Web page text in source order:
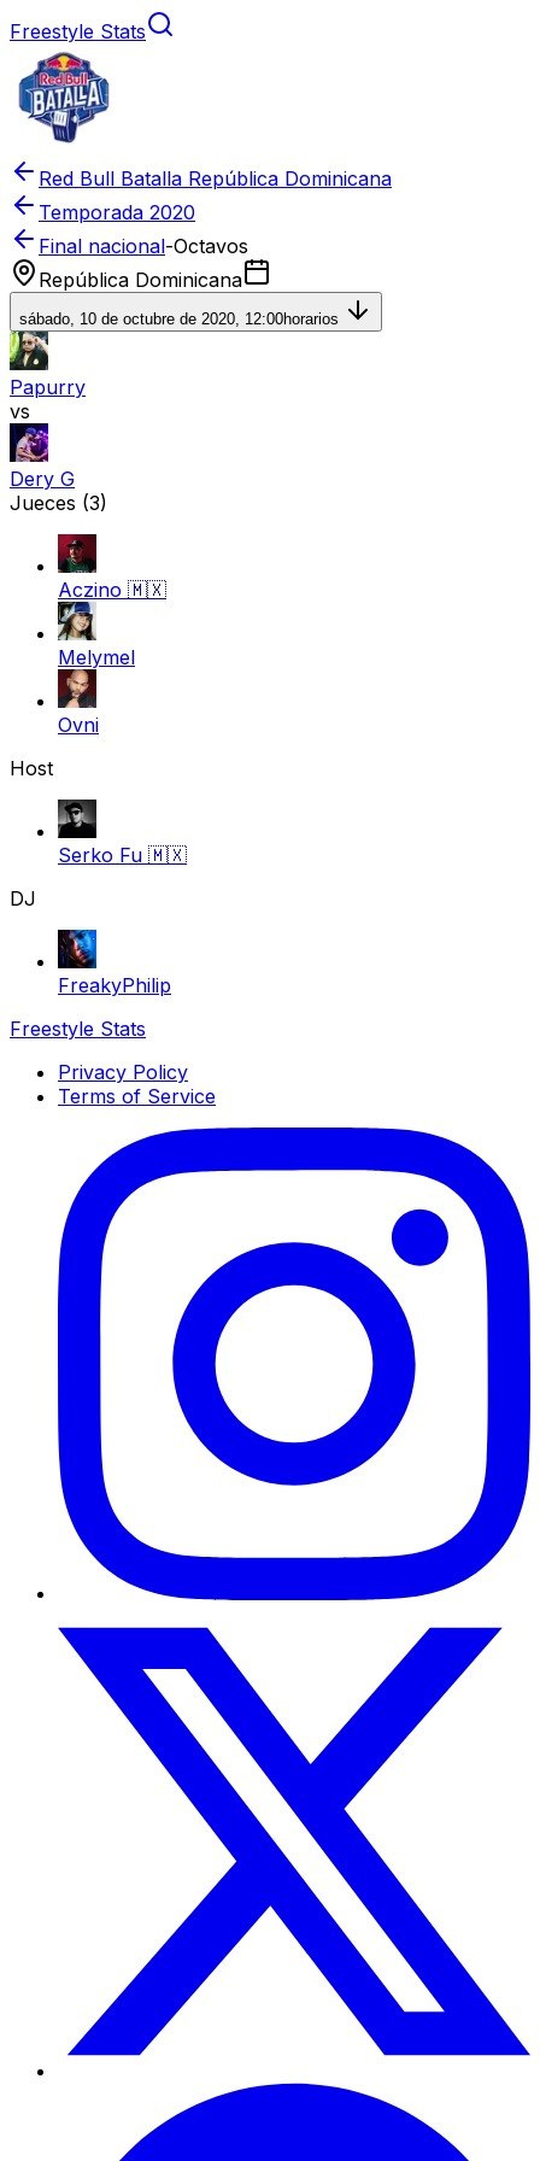
Freestyle Stats
Red Bull Batalla República Dominicana
Temporada 2020
Final nacional-Octavos
República Dominicana
sábado, 10 de octubre de 2020, 12:00horarios
Papurry
vs
Dery G
Jueces (3)
Aczino 🇲🇽
Melymel
Ovni
Host
Serko Fu 🇲🇽
DJ
FreakyPhilip
Freestyle Stats
Privacy Policy
Terms of Service